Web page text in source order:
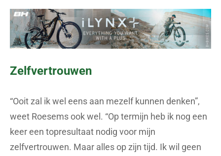
Zelfvertrouwen
“Ooit zal ik wel eens aan mezelf kunnen denken”,
weet Roesems ook wel. “Op termijn heb ik nog een
keer een topresultaat nodig voor mijn
zelfvertrouwen. Maar alles op zijn tijd. Ik wil geen